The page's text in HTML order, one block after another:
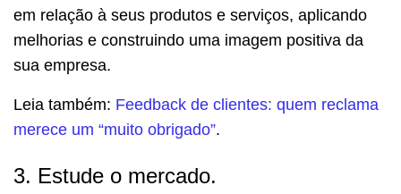
em relação à seus produtos e serviços, aplicando
melhorias e construindo uma imagem positiva da
sua empresa.
Leia também: Feedback de clientes: quem reclama
merece um “muito obrigado”.
3. Estude o mercado.